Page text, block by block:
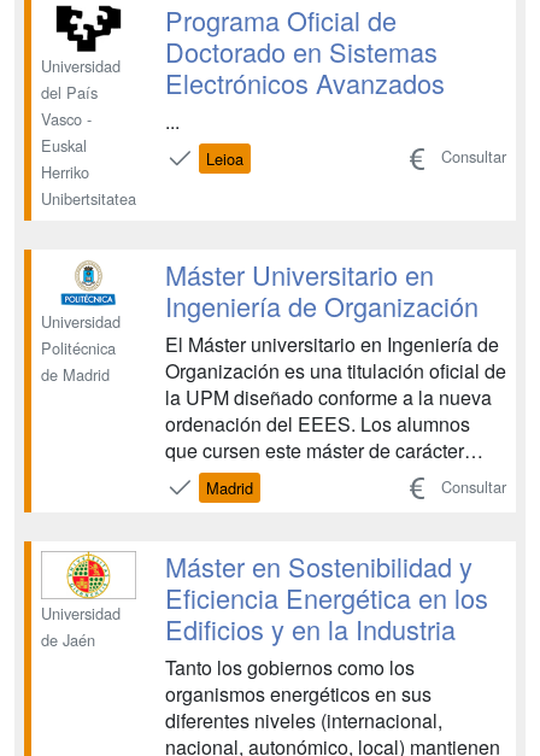
Universidad
del País
Vasco -
Euskal
Herriko
Unibertsitatea
Programa Oficial de
Doctorado en Sistemas
Electrónicos Avanzados
...
Leioa Consultar
Universidad
Politécnica
de Madrid
Máster Universitario en
Ingeniería de Organización
El Máster universitario en Ingeniería de
Organización es una titulación oficial de
la UPM diseñado conforme a la nueva
ordenación del EEES. Los alumnos
que cursen este máster de carácter
académico adquirirán conocimientos y
capacidades relativas a la Ingeniería de
diseño y la estrategia de las
organizaciones. ...
Madrid Consultar
Universidad
de Jaén
Máster en Sostenibilidad y
Eficiencia Energética en los
Edificios y en la Industria
Tanto los gobiernos como los
organismos energéticos en sus
diferentes niveles (internacional,
nacional, autonómico, local) mantienen